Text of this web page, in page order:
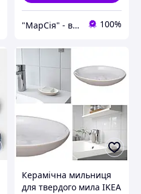
"МарСія" - все для миловарів та кремоварів 100%
Керамічна мильниця
для твердого мила IKEA